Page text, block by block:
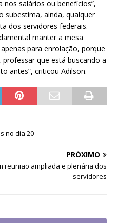
nos salários ou benefícios”,
subestima, ainda, qualquer
dos servidores federais.
manter a mesa
para enrolação, porque
que está buscando a
antes”, criticou Adilson.
no dia 20
PRÓXIMO
reunião ampliada e plenária dos
servidores